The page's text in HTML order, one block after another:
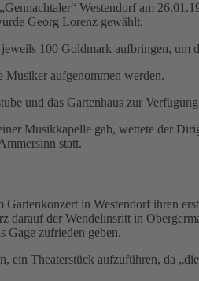
Westendorf am
Georg Lorenz gewählt.
100 Goldmark aufbringen,
Musiker aufgenommen werden.
und das Gartenhaus zur
Musikkapelle gab, wettete der
statt.
in Westendorf ihren
darauf der Wendelinsritt in
Gage zufrieden geben.
ein Theaterstück aufzuführen, da